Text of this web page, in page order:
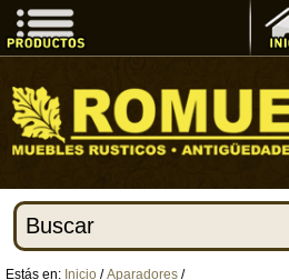
Estás en: Inicio /Aparadores /